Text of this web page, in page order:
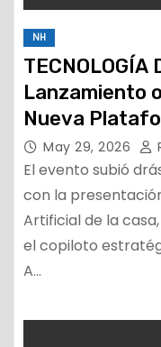
NH
TECNOLOGÍA
Lanzamiento
Nueva
May 29, 2026
El evento subió
con la
Artificial de la
el copiloto
A…